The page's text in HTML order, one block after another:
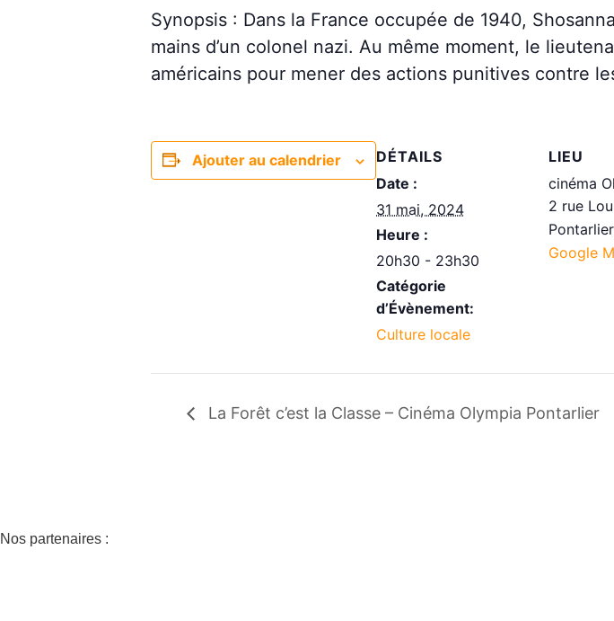
Synopsis : Dans la France occupée de 1940,
mains d’un colonel nazi. Au même moment, le
américains pour mener des actions punitives contre
Ajouter au calendrier
DÉTAILS
Date :
31 mai, 2024
Heure :
20h30 - 23h30
Catégorie
d’Évènement:
Culture locale
LIEU
cinéma
2 rue
Pontarlier
Google
La Forêt c’est la Classe – Cinéma Olympia Pontarlier
Nos partenaires :